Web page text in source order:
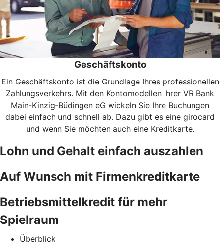
Geschäftskonto
Ein Geschäftskonto ist die Grundlage Ihres professionellen
Zahlungsverkehrs. Mit den Kontomodellen Ihrer VR Bank
Main-Kinzig-Büdingen eG wickeln Sie Ihre Buchungen
dabei einfach und schnell ab. Dazu gibt es eine girocard
und wenn Sie möchten auch eine Kreditkarte.
Lohn und Gehalt einfach auszahlen
Auf Wunsch mit Firmenkreditkarte
Betriebsmittelkredit für mehr
Spielraum
Überblick